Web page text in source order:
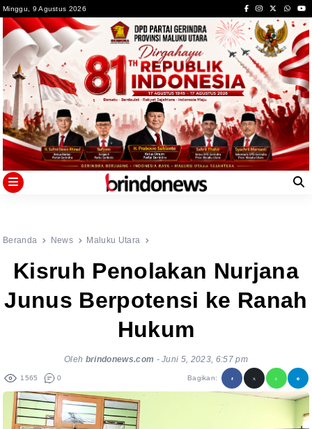
to
content
Minggu, 9 Agustus 2026
Beranda News Maluku Utara
Kisruh Penolakan Nurjana
Junus Berpotensi ke Ranah
Hukum
Oleh brindonews.com -Juni 5, 2023, 6:57 pm
1565 0 Bagikan: